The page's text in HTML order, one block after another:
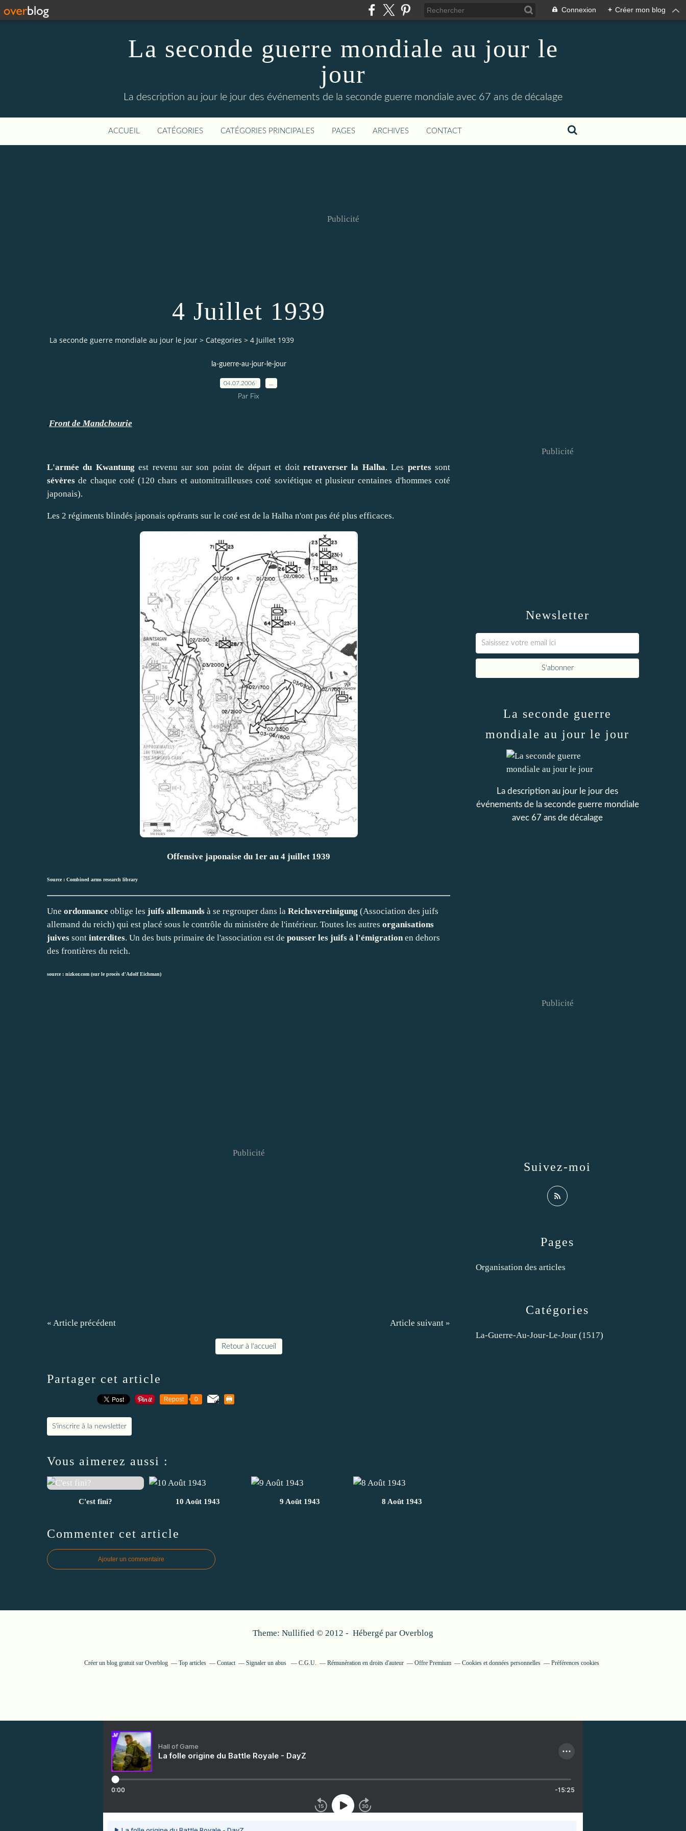
Connexion + Créer mon blog
La seconde guerre mondiale au jour le
jour
La description au jour le jour des événements de la seconde guerre mondiale avec 67 ans de décalage
ACCUEIL CATÉGORIES CATÉGORIES PRINCIPALES PAGES ARCHIVES CONTACT
Publicité
4 Juillet 1939
La seconde guerre mondiale au jour le jour > Categories > 4 Juillet 1939
la-guerre-au-jour-le-jour
04.07.2006
Par Fix
Front de Mandchourie
L'armée du Kwantung est revenu sur son point de départ et doit retraverser la Halha. Les pertessont
sévères de chaque coté (120 chars et automitrailleuses coté soviétique et plusieur centaines d'hommes coté
japonais).
Les 2 régiments blindés japonais opérants sur le coté est de la Halha n'ont pas été plus efficaces.
Offensive japonaise du 1er au 4 juillet 1939
Source : Combined arms research library
Une ordonnance oblige les juifs allemands à se regrouper dans la Reichsvereinigung (Association des juifs
allemand du reich) qui est placé sous le contrôle du ministère de l'intérieur. Toutes les autres organisations
juives sont interdites. Un des buts primaire de l'association est de pousser les juifs à l'émigration en dehors
des frontières du reich.
source : nizkor.com (sur le procès d'Adolf Eichman)
Publicité
« Article précédent Article suivant »
Retour à l'accueil
Partager cet article
Repost 0
S'inscrire à la newsletter
Vous aimerez aussi :
C'est fini? 10 Août 1943 9 Août 1943 8 Août 1943
Commenter cet article
Ajouter un commentaire
Newsletter
Publicité
Catégories
La-Guerre-Au-Jour-Le-Jour (1517)
Pages
Organisation des articles
La seconde guerre
mondiale au jour le jour
La description au jour le jour des
événements de la seconde guerre mondiale
avec 67 ans de décalage
Suivez-moi
Publicité
Theme: Nullified © 2012 - Hébergé par Overblog
Créer un blog gratuit sur Overblog Top articles Contact Signaler un abus C.G.U. Rémunération en droits d'auteur Offre Premium Cookies et données personnelles Préférences cookies
Hall of Game
La folle origine du Battle Royale - DayZ
0:00 -15:25